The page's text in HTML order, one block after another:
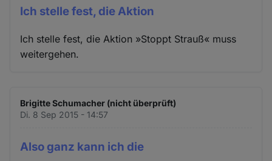
Ich stelle fest, die Aktion
Ich stelle fest, die Aktion »Stoppt Strauß« muss
weitergehen.
Brigitte Schumacher (nicht überprüft)
Di. 8 Sep 2015 - 14:57
Also ganz kann ich die